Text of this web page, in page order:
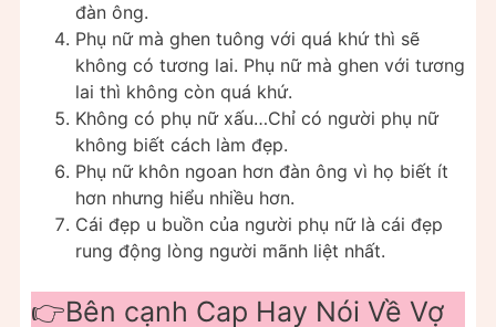
đàn ông.
Phụ nữ mà ghen tuông với quá khứ thì sẽ
không có tương lai. Phụ nữ mà ghen với tương
lai thì không còn quá khứ.
Không có phụ nữ xấu…Chỉ có người phụ nữ
không biết cách làm đẹp.
Phụ nữ khôn ngoan hơn đàn ông vì họ biết ít
hơn nhưng hiểu nhiều hơn.
Cái đẹp u buồn của người phụ nữ là cái đẹp
rung động lòng người mãnh liệt nhất.
👉Bên cạnh Cap Hay Nói Về Vợ